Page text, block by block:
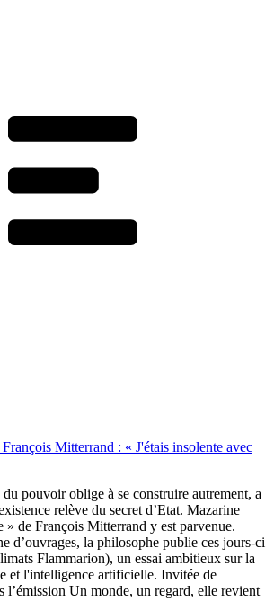
Mitterrand : « J'étais insolente avec
pouvoir oblige à se construire autrement, a
relève du secret d’Etat. Mazarine
» de François Mitterrand y est parvenue.
d’ouvrages, la philosophe publie ces jours-ci
Flammarion), un essai ambitieux sur la
et l'intelligence artificielle. Invitée de
l’émission Un monde, un regard, elle revient